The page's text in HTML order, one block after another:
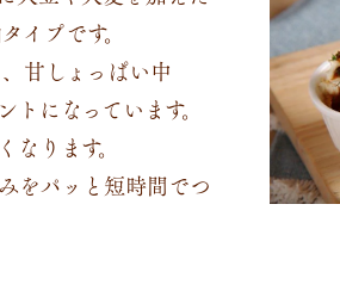
プです。
甘しょっぱい中
になっています。
ります。
をパッと短時間でつ